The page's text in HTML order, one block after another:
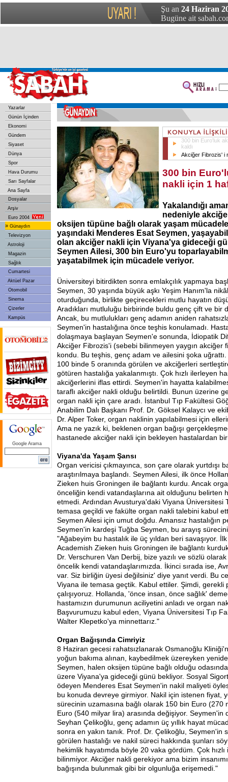
Şu an 24 Haziran
Bugüne ait
Yazarlar
Günün İçinden
Ekonomi
Gündem
Siyaset
Dünya
Spor
Hava Durumu
Sarı Sayfalar
Ana Sayfa
Dosyalar
Arşiv
Euro 2004
» Günaydın
Televizyon
Astroloji
Magazin
Sağlık
Cumartesi
Aktüel Pazar
Otomobil
Sinema
Çizerler
Kampüs
Google Arama
300 bin Euro'luk
kaldı
Akciğer Fibrozis' i
300 bin
nakli için 1
Yakalandığı
nedeniyle
oksijen tüpüne bağlı olarak yaşam
yaşındaki Menderes Esat Seymen,
olan akciğer nakli için Viyana'ya gideceği
Seymen Ailesi, 300 bin Euro'yu
yaşatabilmek için mücadele veriyor.
Üniversiteyi bitirdikten sonra emlakçılık yapmaya
Seymen, 30 yaşında büyük aşkı Yeşim Hanım'la
oturduğunda, birlikte geçirecekleri mutlu hayatın
Aradıkları mutluluğu birbirinde buldu genç çift ve bir
Ancak, bu mutlulukları genç adamın aniden
Seymen'in hastalığına önce teşhis konulamadı.
dolaşmaya başlayan Seymen'e sonunda, İdiopatik
Akciğer Fibrozis'i (sebebi bilinmeyen yaygın akciğer
kondu. Bu teşhis, genç adam ve ailesini şoka
100 binde 5 oranında görülen ve akciğerleri
götüren hastalığa yakalanmıştı. Çok hızlı ilerleyen
akciğerlerini iflas ettirdi. Seymen'in hayatta
taraflı akciğer nakli olduğu belirtildi. Bunun üzerine
organ nakli için çare aradı. İstanbul Tıp Fakültesi
Anabilim Dalı Başkanı Prof. Dr. Göksel Kalaycı ve
Dr. Alper Toker, organ naklinin yapılabilmesi için
Ama ne yazık ki, beklenen organ bağışı
hastanede akciğer nakli için bekleyen hastalardan
Viyana'da Yaşam Şansı
Organ vericisi çıkmayınca, son çare olarak yurtdışı
araştırılmaya başlandı. Seymen Ailesi, ilk önce
Zieken huis Groningen ile bağlantı kurdu. Ancak
önceliğin kendi vatandaşlarına ait olduğunu belirten
etmedi. Ardından Avusturya'daki Viyana Üniversitesi
temasa geçildi ve fakülte organ nakli talebini kabul
Seymen Ailesi için umut doğdu. Amansız hastalığın
Seymen'in kardeşi Tuğba Seymen, bu arayış
"Ağabeyim bu hastalık ile üç yıldan beri savaşıyor.
Academish Zieken huis Groningen ile bağlantı
Dr. Verschuren Van Derbij, bize yazılı ve sözlü
öncelik kendi vatandaşlarımızda. İkinci sırada ise,
var. Siz birliğin üyesi değilsiniz' diye yanıt verdi. Bu
Viyana ile temasa geçtik. Kabul ettiler. Şimdi, gerekli
çalışıyoruz. Hollanda, 'önce insan, önce sağlık'
hastamızın durumunun aciliyetini anladı ve organ
Başvurumuzu kabul eden, Viyana Üniversitesi Tıp
Walter Klepetko'ya minnettarız."
Organ Bağışında Cimriyiz
8 Haziran gecesi rahatsızlanarak Osmanoğlu
yoğun bakıma alınan, kaybedilmek üzereyken
Seymen, halen oksijen tüpüne bağlı olduğu
üzere Viyana'ya gideceği günü bekliyor. Sosyal
ödeyen Menderes Esat Seymen'in nakil maliyeti
bu konuda devreye girmiyor. Nakil için istenen fiyat,
sürecinin uzamasına bağlı olarak 150 bin Euro (270
Euro (540 milyar lira) arasında değişiyor. Seymen'in
Seyhan Çelikoğlu, genç adamın üç yıllık hayat
sonra en yakın tanık. Prof. Dr. Çelikoğlu, Seymen'in
görülen hastalığı ve nakil süreci hakkında şunları
hekimlik hayatımda böyle 20 vaka gördüm. Çok
bilinmiyor. Akciğer nakli gerekiyor ama bizim
bağışında bulunmak gibi bir olgunluğa erişemedi."